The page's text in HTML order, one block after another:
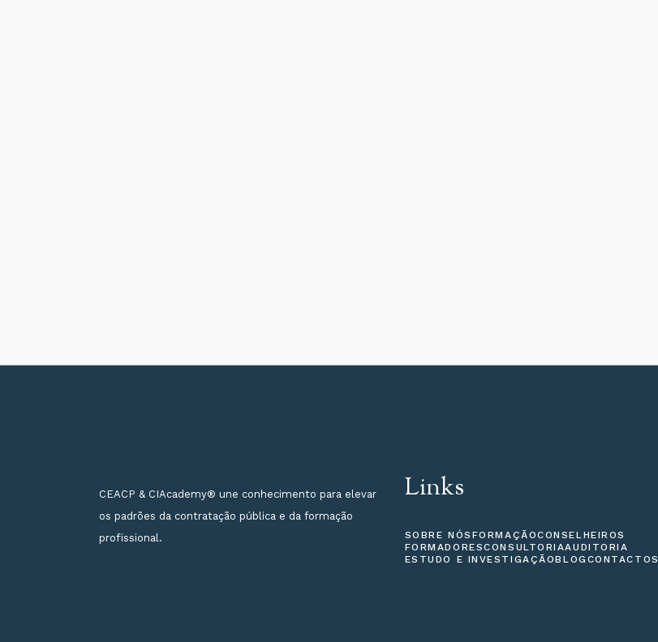
CEACP & CIAcademy® une conhecimento para elevar
os padrões da contratação pública e da formação
profissional.
Links
SOBRE NÓS FORMAÇÃOCONSELHEIROS
FORMADORESCONSULTORIAAUDITORIA
ESTUDO E INVESTIGAÇÃOBLOG CONTACTOS